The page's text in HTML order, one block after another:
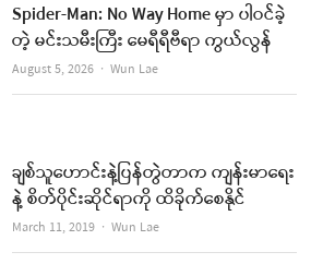
Spider-Man: No Way Home မှာ ပါဝင်ခဲ့
တဲ့ မင်းသမီးကြီး မေရီရီဗီရာ ကွယ်လွန်
August 5, 2026 Author
Wun Lae
ချစ်သူဟောင်းနဲ့ပြန်တွဲတာက ကျန်းမာရေး
နဲ့ စိတ်ပိုင်းဆိုင်ရာကို ထိခိုက်စေနိုင်
March 11, 2019 Author
Wun Lae